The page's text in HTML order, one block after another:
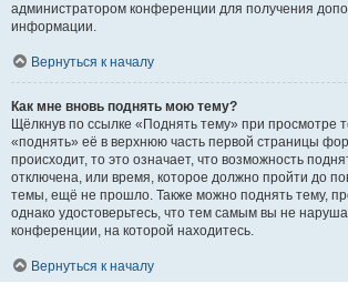
администратором конференции для получения
информации.
Вернуться к началу
Как мне вновь поднять мою тему?
Щёлкнув по ссылке «Поднять тему» при просмотре
«поднять» её в верхнюю часть первой страницы
происходит, то это означает, что возможность
отключена, или время, которое должно пройти до
темы, ещё не прошло. Также можно поднять тему,
однако удостоверьтесь, что тем самым вы не
конференции, на которой находитесь.
Вернуться к началу